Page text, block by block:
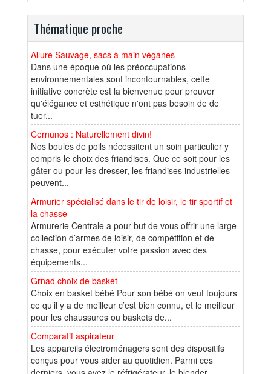
Thématique proche
Allure Sauvage, sacs à main véganes
Dans une époque où les préoccupations
environnementales sont incontournables, cette
initiative concrète est la bienvenue pour prouver
qu'élégance et esthétique n'ont pas besoin de de
tuer...
Cernunos : Naturellement divin!
Nos boules de poils nécessitent un soin particulier y
compris le choix des friandises. Que ce soit pour les
gâter ou pour les dresser, les friandises industrielles
peuvent...
Armurier spécialisé dans le tir de loisir, le tir sportif et
la chasse
Armurerie Centrale a pour but de vous offrir une large
collection d’armes de loisir, de compétition et de
chasse, pour exécuter votre passion avec des
équipements...
Grnad choix de basket
Choix en basket bébé Pour son bébé on veut toujours
ce qu’il y a de meilleur c’est bien connu, et le meilleur
pour les chaussures ou baskets de...
Comparatif aspirateur
Les appareils électroménagers sont des dispositifs
conçus pour vous aider au quotidien. Parmi ces